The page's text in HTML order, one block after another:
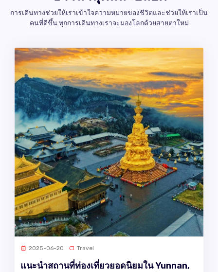
การเดินทางช่วยให้เราเข้าใจความหมายของชีวิตและช่วยให้เราเป็น
คนที่ดีขึ้น ทุกการเดินทางเราจะมองโลกด้วยสายตาใหม่
2025-06-20 Travel
แนะนำสถานที่ท่องเที่ยวยอดนิยมใน Yunnan,